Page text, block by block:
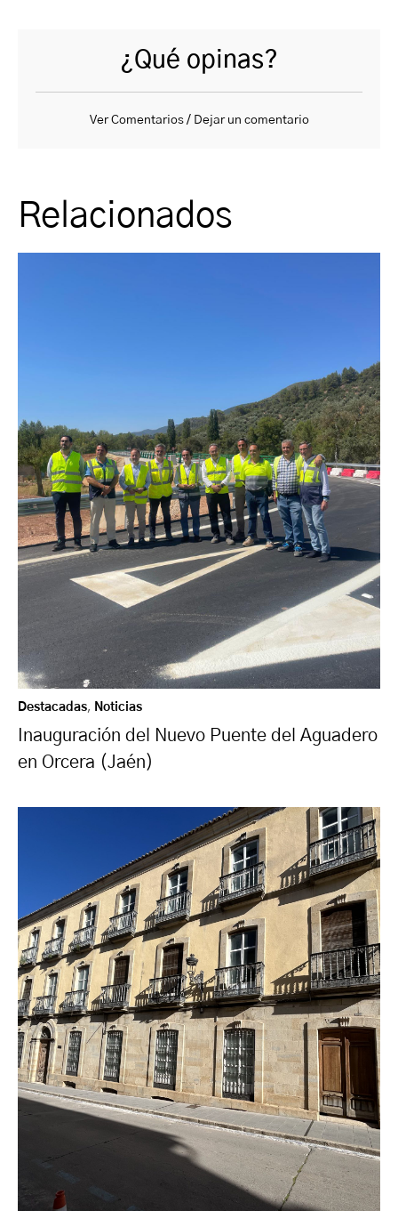
¿Qué opinas?
Ver Comentarios / Dejar un comentario
Relacionados
Destacadas, Noticias
Inauguración del Nuevo Puente del Aguadero
en Orcera (Jaén)